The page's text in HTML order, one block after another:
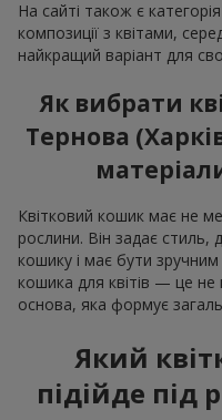
На сайті також є категорія
композиції з квітами,
найкращий варіант для
Як вибрати
Тернова
Квітковий кошик має не
рослини. Він задає стиль,
кошику і має бути
кошика для квітів — це
основа, яка формує
Який
підійде під